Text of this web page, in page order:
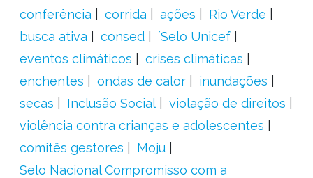
conferência
corrida ações
Rio Verde
busca ativa
consed
´Selo Unicef
eventos climáticos
crises climáticas
enchentes
ondas de calor
inundações
secas
Inclusão Social
violação de direitos
violência contra crianças e adolescentes
comitês gestores
Moju
Selo Nacional Compromisso com a